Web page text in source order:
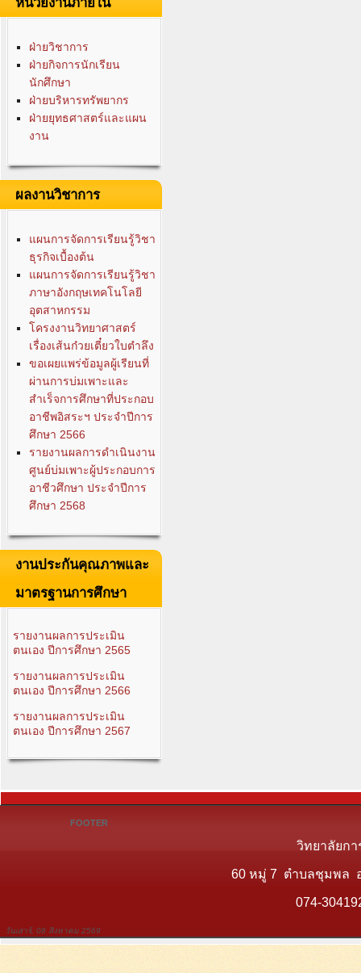
ฝ่ายวิชาการ
ฝ่ายกิจการนักเรียน
นักศึกษา
ฝ่ายบริหารทรัพยากร
ฝ่ายยุทธศาสตร์และแผน
งาน
ผลงานวิชาการ
แผนการจัดการเรียนรู้วิชา
ธุรกิจเบื้องต้น
แผนการจัดการเรียนรู้วิชา
ภาษาอังกฤษเทคโนโลยี
อุตสาหกรรม
โครงงานวิทยาศาสตร์
เรื่องเส้นก๋วยเตี๋ยวใบตำลึง
ขอเผยแพร่ข้อมูลผู้เรียนที่
ผ่านการบ่มเพาะและ
สำเร็จการศึกษาที่ประกอบ
อาชีพอิสระฯ ประจำปีการ
ศึกษา 2566
รายงานผลการดำเนินงาน
ศูนย์บ่มเพาะผู้ประกอบการ
อาชีวศึกษา ประจำปีการ
ศึกษา 2568
งานประกันคุณภาพและ
มาตรฐานการศึกษา
รายงานผลการประเมิน
ตนเอง ปีการศึกษา 2565
รายงานผลการประเมิน
ตนเอง ปีการศึกษา 2566
รายงานผลการประเมิน
ตนเอง ปีการศึกษา 2567
FOOTER
วิทยาลัยกา
60 หมู่ 7 ตำบลชุมพล อ
074-
วันเสาร์, 08 สิงหาคม 2569